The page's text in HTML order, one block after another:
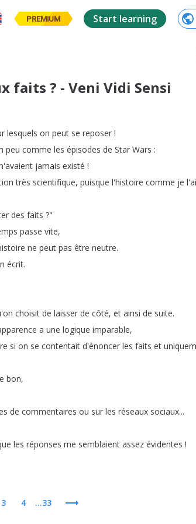
PREMIUM Start learning
faits ? - Veni Vidi Sensi
lesquels on peut se reposer !
peu comme les épisodes de Star Wars :
jamais existé !
très scientifique, puisque l'histoire comme je l'ai
des faits ?"
passe vite,
ne peut pas être neutre.
écrit.
choisit de laisser de côté, et ainsi de suite.
a une logique imparable,
si on se contentait d'énoncer les faits et
bon,
de commentaires ou sur les réseaux sociaux...
les réponses me semblaient assez évidentes !
3 4 ...33